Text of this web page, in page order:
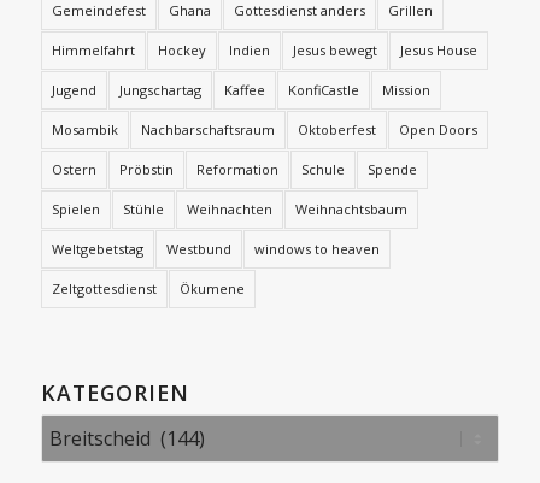
Gemeindefest Ghana Gottesdienst anders Grillen
Himmelfahrt Hockey Indien Jesus bewegt Jesus House
Jugend Jungschartag Kaffee KonfiCastle Mission
Mosambik Nachbarschaftsraum Oktoberfest Open Doors
Ostern Pröbstin Reformation Schule Spende
Spielen Stühle Weihnachten Weihnachtsbaum
Weltgebetstag Westbund windows to heaven
Zeltgottesdienst Ökumene
KATEGORIEN
Kategorien